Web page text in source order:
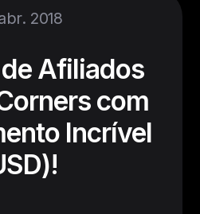
2018
Afiliados
com
Incrível